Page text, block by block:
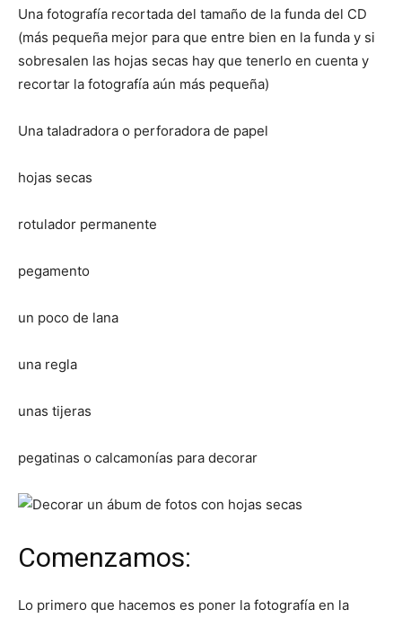
Una fotografía recortada del tamaño de la funda del CD
(más pequeña mejor para que entre bien en la funda y si
sobresalen las hojas secas hay que tenerlo en cuenta y
recortar la fotografía aún más pequeña)
Una taladradora o perforadora de papel
hojas secas
rotulador permanente
pegamento
un poco de lana
una regla
unas tijeras
pegatinas o calcamonías para decorar
Comenzamos:
Lo primero que hacemos es poner la fotografía en la